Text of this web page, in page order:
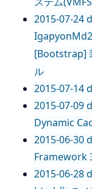
2015-07-24
[Bootstrap]
ル
2015-07-14
2015-07-09
Dynamic
2015-06-30
Framework
2015-06-28